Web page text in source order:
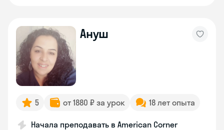
Ануш
5 от 1880 ₽ за урок 18 лет опыта
Начала преподавать в American Corner